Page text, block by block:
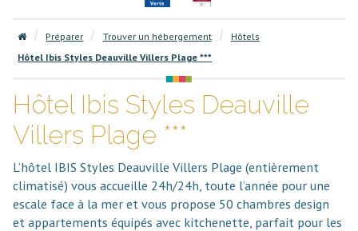
Préparer Trouver un hébergement
Hôtels
Hôtel Ibis Styles Deauville Villers Plage ***
Hôtel Ibis Styles Deauville
Villers Plage ***
L’hôtel IBIS Styles Deauville Villers Plage (entièrement
climatisé) vous accueille 24h/24h, toute l’année pour une
escale face à la mer et vous propose 50 chambres design
et appartements équipés avec kitchenette, parfait pour les